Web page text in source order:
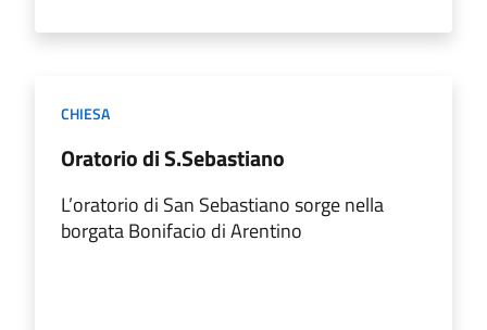
CHIESA
Oratorio di S.Sebastiano
L’oratorio di San Sebastiano sorge nella
borgata Bonifacio di Arentino